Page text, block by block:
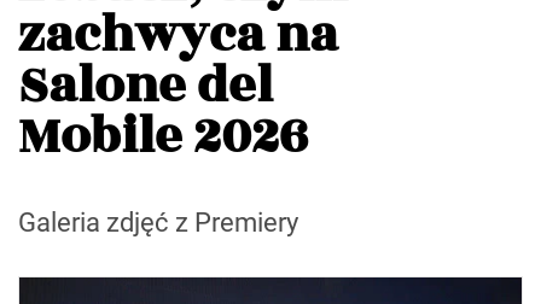
zachwyca na
Salone del
Mobile 2026
Galeria zdjęć z Premiery